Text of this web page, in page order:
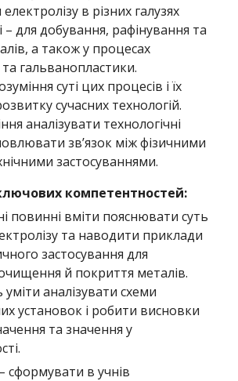
в різних галузях
– для добування, рафінування та
а також у процесах
та гальванопластики.
суті цих процесів і їх
сучасних технологій.
аналізувати технологічні
зв’язок між фізичними
застосуваннями.
компетентностей:
повинні вміти пояснювати суть
та наводити приклади
застосування для
й покриття металів.
аналізувати схеми
установок і робити висновки
та значення у
– сформувати в учнів